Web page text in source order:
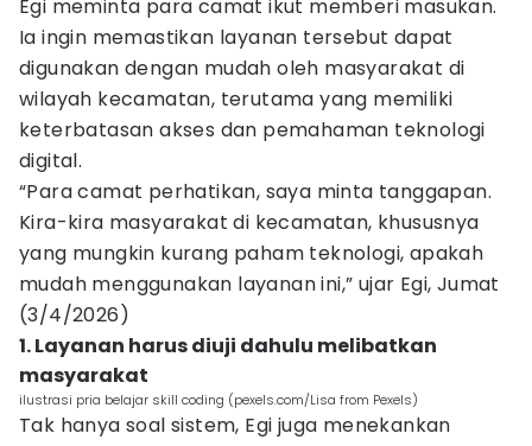
Egi meminta para camat ikut memberi masukan.
Ia ingin memastikan layanan tersebut dapat
digunakan dengan mudah oleh masyarakat di
wilayah kecamatan, terutama yang memiliki
keterbatasan akses dan pemahaman teknologi
digital.
“Para camat perhatikan, saya minta tanggapan.
Kira-kira masyarakat di kecamatan, khususnya
yang mungkin kurang paham teknologi, apakah
mudah menggunakan layanan ini,” ujar Egi, Jumat
(3/4/2026)
1. Layanan harus diuji dahulu melibatkan
masyarakat
ilustrasi pria belajar skill coding (pexels.com/Lisa from Pexels)
Tak hanya soal sistem, Egi juga menekankan